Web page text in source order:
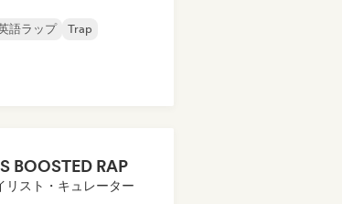
語ラップ Trap
BOOSTED RAP
リスト・キュレーター